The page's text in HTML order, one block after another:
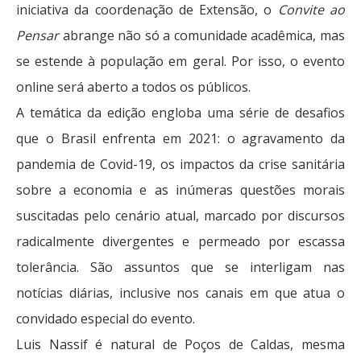
iniciativa da coordenação de Extensão, o Convite ao
Pensarabrange não só a comunidade acadêmica, mas
se estende à população em geral. Por isso, o evento
online será aberto a todos os públicos.
A temática da edição engloba uma série de desafios
que o Brasil enfrenta em 2021: o agravamento da
pandemia de Covid-19, os impactos da crise sanitária
sobre a economia e as inúmeras questões morais
suscitadas pelo cenário atual, marcado por discursos
radicalmente divergentes e permeado por escassa
tolerância. São assuntos que se interligam nas
notícias diárias, inclusive nos canais em que atua o
convidado especial do evento.
Luis Nassif é natural de Poços de Caldas, mesma